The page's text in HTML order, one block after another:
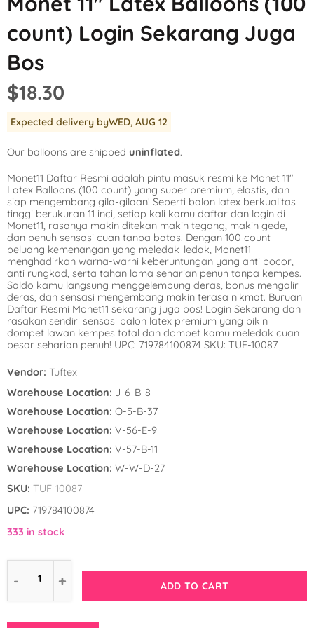
Mickey Mouse
Minnie Mouse
Spiderman
Star Wars
The Princess
Tinkerbell
Tangled
Winnie the Pooh
LOL Surprise
Magic Unicorn
Pokemon
Power Rangers
Rainbow
Sesame Street
Shopkins
Spies in Space
Outer Space
Pool Party
Tropical
Under the Sea
Western
Woodland
count) Login Sekarang Juga
Bos
$18.30
Expected delivery byWED, AUG 12
Our balloons are shipped uninflated.
Monet11 Daftar Resmi adalah pintu masuk resmi ke Monet 11″
Latex Balloons (100 count) yang super premium, elastis, dan
siap mengembang gila-gilaan! Seperti balon latex berkualitas
tinggi berukuran 11 inci, setiap kali kamu daftar dan login di
Monet11, rasanya makin ditekan makin tegang, makin gede,
dan penuh sensasi cuan tanpa batas. Dengan 100 count
peluang kemenangan yang meledak-ledak, Monet11
menghadirkan warna-warni keberuntungan yang anti bocor,
anti rungkad, serta tahan lama seharian penuh tanpa kempes.
Saldo kamu langsung menggelembung deras, bonus mengalir
deras, dan sensasi mengembang makin terasa nikmat. Buruan
Daftar Resmi Monet11 sekarang juga bos! Login Sekarang dan
rasakan sendiri sensasi balon latex premium yang bikin
dompet lawan kempes total dan dompet kamu meledak cuan
besar seharian penuh! UPC: 719784100874 SKU: TUF-10087
Vendor: Tuftex
Warehouse Location: J-6-B-8
Warehouse Location: O-5-B-37
Warehouse Location: V-56-E-9
Warehouse Location: V-57-B-11
Warehouse Location: W-W-D-27
SKU: TUF-10087
UPC: 719784100874
333 in stock
ADD TO CART